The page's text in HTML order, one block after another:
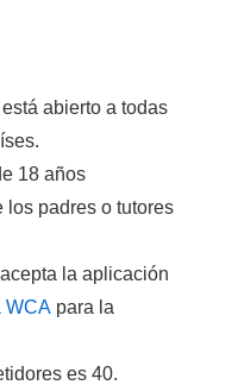
está abierto a todas
.
18 años
los padres o tutores
acepta la aplicación
WCA para la
es 40.